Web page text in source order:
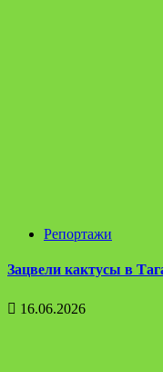
Репортажи
Зацвели кактусы в
16.06.2026